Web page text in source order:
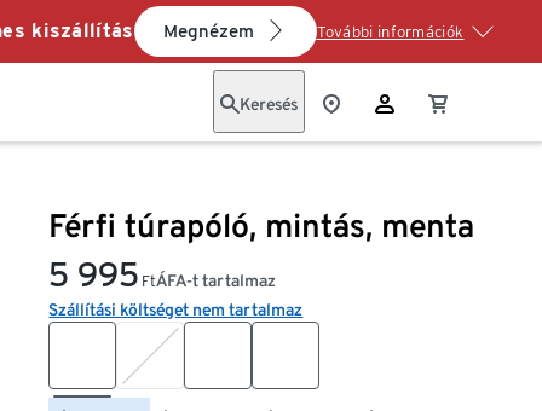
kiszállítás Megnézem További információk
Keresés
Férfi túrapóló, mintás, menta
5 995 FtÁFA-t tartalmaz
Szállítási költséget nem tartalmaz